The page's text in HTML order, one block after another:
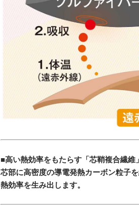
■高い熱効率をもたらす「芯鞘複合繊維」
芯部に高密度の導電発熱カーボン粒子
熱効率を生み出します。